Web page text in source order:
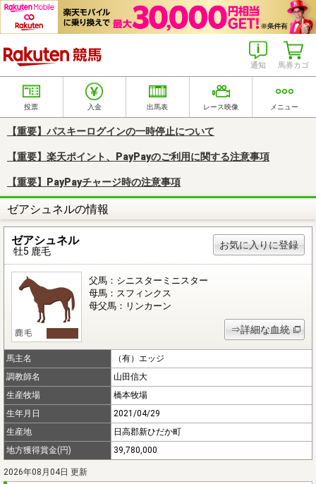
馬券カゴ
通知
投票 入金 出馬表 レース映像 メニュー
【重要】パスキーログインの一時停止について
【重要】楽天ポイント、PayPayのご利用に関する注意事項
【重要】PayPayチャージ時の注意事項
ゼアシュネルの情報
ゼアシュネル
牡5 鹿毛
お気に入りに登録
父馬：シニスターミニスター
母馬：スフィンクス
母父馬：リンカーン
⇒詳細な血統
馬主名
（有）エッジ
調教師名
山田信大
生産牧場
橋本牧場
生年月日
2021/04/29
生産地
日高郡新ひだか町
地方獲得賞金(円)
39,780,000
2026年08月04日 更新